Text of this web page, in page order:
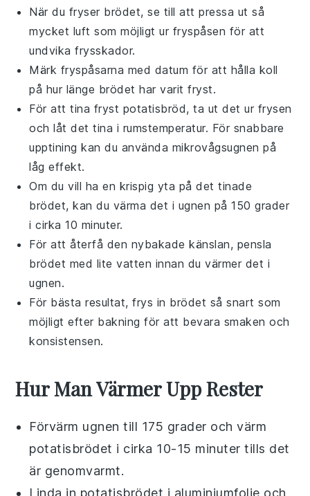
När du fryser brödet, se till att pressa ut så
mycket luft som möjligt ur fryspåsen för att
undvika frysskador.
Märk fryspåsarna med datum för att hålla koll
på hur länge brödet har varit fryst.
För att tina fryst potatisbröd, ta ut det ur frysen
och låt det tina i rumstemperatur. För snabbare
upptining kan du använda mikrovågsugnen på
låg effekt.
Om du vill ha en krispig yta på det tinade
brödet, kan du värma det i ugnen på 150 grader
i cirka 10 minuter.
För att återfå den nybakade känslan, pensla
brödet med litevatten innan du värmer det i
ugnen.
För bästa resultat, frys in brödet så snart som
möjligt efter bakning för att bevara smaken och
konsistensen.
Hur Man Värmer Upp Rester
Förvärm ugnen till 175 grader och värm
potatisbrödet i cirka 10-15 minuter tills det
är genomvarmt.
Linda in potatisbrödet i aluminiumfolie och